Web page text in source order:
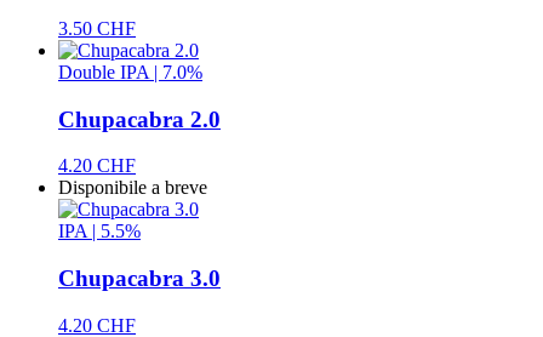
3.50 CHF
Double IPA | 7.0%
Chupacabra 2.0
4.20 CHF
Disponibile a breve
IPA | 5.5%
Chupacabra 3.0
4.20 CHF